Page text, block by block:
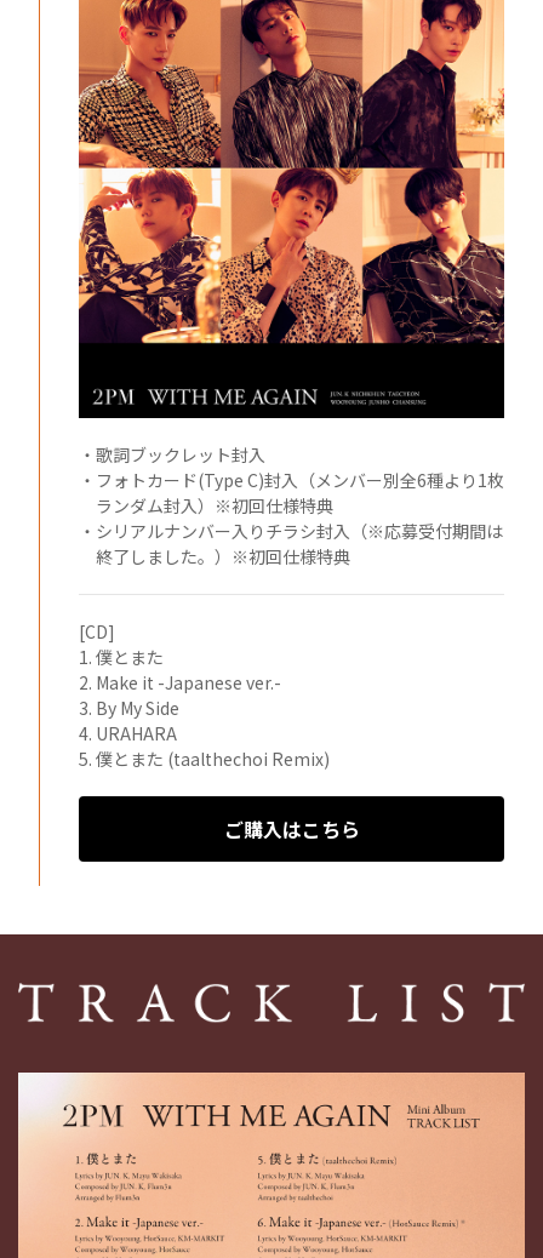
・歌詞ブックレット封入
・フォトカード(Type C)封入（メンバー別全6種より1枚
ランダム封入）※初回仕様特典
・シリアルナンバー入りチラシ封入（※応募受付期間は
終了しました。）※初回仕様特典
[CD]
1. 僕とまた
2. Make it -Japanese ver.-
3. By My Side
4. URAHARA
5. 僕とまた (taalthechoi Remix)
ご購入はこちら